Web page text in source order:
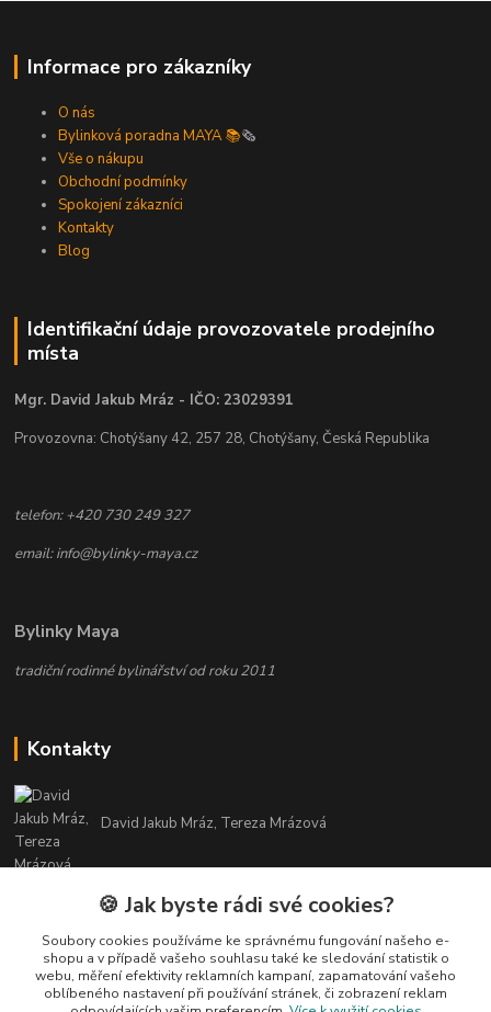
Informace pro zákazníky
O nás
Bylinková poradna MAYA 📚🗞️
Vše o nákupu
Obchodní podmínky
Spokojení zákazníci
Kontakty
Blog
Identifikační údaje provozovatele prodejního
místa
Mgr. David Jakub Mráz - IČO: 23029391
Provozovna: Chotýšany 42, 257 28, Chotýšany, Česká Republika
telefon: +420 730 249 327
email: info@bylinky-maya.cz
Bylinky Maya
tradiční rodinné bylinářství od roku 2011
Kontakty
David Jakub Mráz, Tereza Mrázová
info@bylinky-maya.cz
🍪 Jak byste rádi své cookies?
Soubory cookies používáme ke správnému fungování našeho e-
shopu a v případě vašeho souhlasu také ke sledování statistik o
webu, měření efektivity reklamních kampaní, zapamatování vašeho
oblíbeného nastavení při používání stránek, či zobrazení reklam